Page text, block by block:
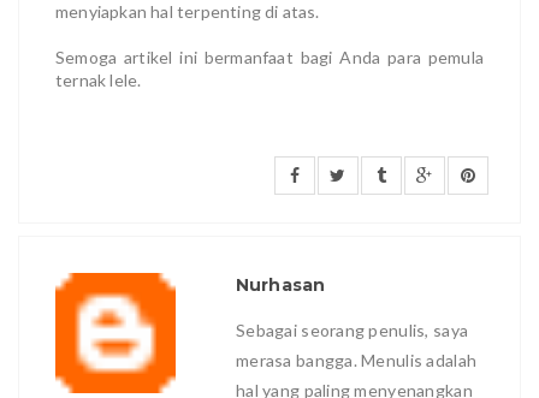
menyiapkan hal terpenting di atas.
Semoga artikel ini bermanfaat bagi Anda para pemula
ternak lele.
Nurhasan
Sebagai seorang penulis, saya
merasa bangga. Menulis adalah
hal yang paling menyenangkan